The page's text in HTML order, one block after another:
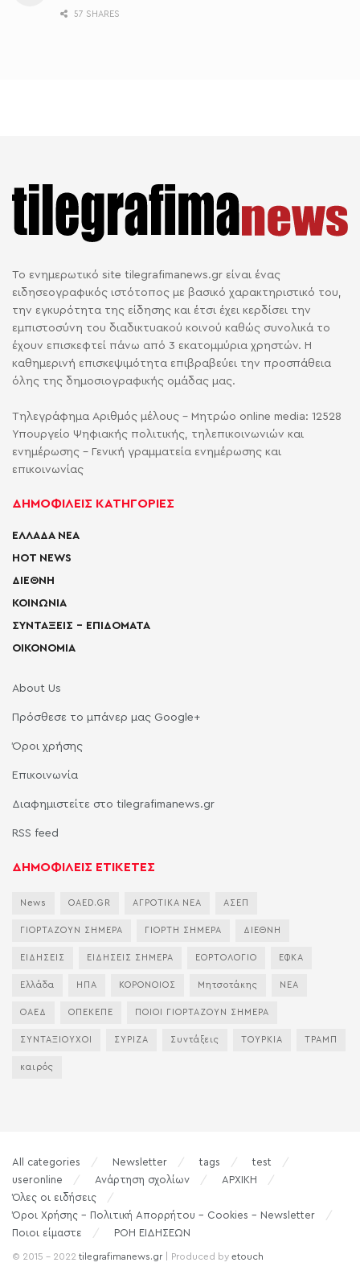
57 SHARES
Το ενημερωτικό site tilegrafimanews.gr είναι ένας
ειδησεογραφικός ιστότοπος με βασικό χαρακτηριστικό του,
την εγκυρότητα της είδησης και έτσι έχει κερδίσει την
εμπιστοσύνη του διαδικτυακού κοινού καθώς συνολικά το
έχουν επισκεφτεί πάνω από 3 εκατομμύρια χρηστών. Η
καθημερινή επισκεψιμότητα επιβραβεύει την προσπάθεια
όλης της δημοσιογραφικής ομάδας μας.
Τηλεγράφημα Αριθμός μέλους - Μητρώο online media: 12528
Υπουργείο Ψηφιακής πολιτικής, τηλεπικοινωνιών και
ενημέρωσης - Γενική γραμματεία ενημέρωσης και
επικοινωνίας
ΔΗΜΟΦΙΛΕΙΣ ΚΑΤΗΓΟΡΙΕΣ
ΕΛΛΑΔΑ ΝΕΑ
HOT NEWS
ΔΙΕΘΝΗ
ΚΟΙΝΩΝΙΑ
ΣΥΝΤΑΞΕΙΣ – ΕΠΙΔΟΜΑΤΑ
ΟΙΚΟΝΟΜΙΑ
About Us
Πρόσθεσε το μπάνερ μας Google+
Όροι χρήσης
Επικοινωνία
Διαφημιστείτε στο tilegrafimanews.gr
RSS feed
ΔΗΜΟΦΙΛΕΙΣ ΕΤΙΚΕΤΕΣ
News OAED.GR ΑΓΡΟΤΙΚΑ ΝΕΑ ΑΣΕΠ
ΓΙΟΡΤΑΖΟΥΝ ΣΗΜΕΡΑ ΓΙΟΡΤΗ ΣΗΜΕΡΑ ΔΙΕΘΝΗ
ΕΙΔΗΣΕΙΣ ΕΙΔΗΣΕΙΣ ΣΗΜΕΡΑ ΕΟΡΤΟΛΟΓΙΟ ΕΦΚΑ
Ελλάδα ΗΠΑ ΚΟΡΟΝΟΙΟΣ Μητσοτάκης ΝΕΑ
ΟΑΕΔ ΟΠΕΚΕΠΕ ΠΟΙΟΙ ΓΙΟΡΤΑΖΟΥΝ ΣΗΜΕΡΑ
ΣΥΝΤΑΞΙΟΥΧΟΙ ΣΥΡΙΖΑ Συντάξεις ΤΟΥΡΚΙΑ ΤΡΑΜΠ
καιρός
All categories Newsletter tags
test
useronline
Ανάρτηση σχολίων
ΑΡΧΙΚΗ
Όλες οι ειδήσεις
Όροι Χρήσης – Πολιτική Απορρήτου – Cookies – Newsletter
Ποιοι είμαστε
ΡΟΗ ΕΙΔΗΣΕΩΝ
© 2015 - 2022 tilegrafimanews.gr| Produced by etouch